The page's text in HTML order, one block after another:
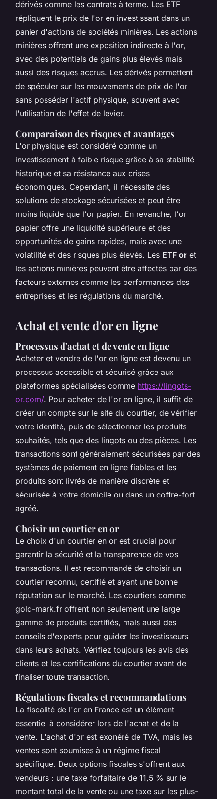
dérivés comme les contrats à terme. Les ETF
répliquent le prix de l'or en investissant dans un
panier d'actions de sociétés minières. Les actions
minières offrent une exposition indirecte à l'or,
avec des potentiels de gains plus élevés mais
aussi des risques accrus. Les dérivés permettent
de spéculer sur les mouvements de prix de l'or
sans posséder l'actif physique, souvent avec
l'utilisation de l'effet de levier.
Comparaison des risques et avantages
L'or physique est considéré comme un
investissement à faible risque grâce à sa stabilité
historique et sa résistance aux crises
économiques. Cependant, il nécessite des
solutions de stockage sécurisées et peut être
moins liquide que l'or papier. En revanche, l'or
papier offre une liquidité supérieure et des
opportunités de gains rapides, mais avec une
volatilité et des risques plus élevés. Les ETF or et
les actions minières peuvent être affectés par des
facteurs externes comme les performances des
entreprises et les régulations du marché.
Achat et vente d'or en ligne
Processus d'achat et de vente en ligne
Acheter et vendre de l'or en ligne est devenu un
processus accessible et sécurisé grâce aux
plateformes spécialisées comme https://lingots-
or.com/. Pour acheter de l'or en ligne, il suffit de
créer un compte sur le site du courtier, de vérifier
votre identité, puis de sélectionner les produits
souhaités, tels que des lingots ou des pièces. Les
transactions sont généralement sécurisées par des
systèmes de paiement en ligne fiables et les
produits sont livrés de manière discrète et
sécurisée à votre domicile ou dans un coffre-fort
agréé.
Choisir un courtier en or
Le choix d'un courtier en or est crucial pour
garantir la sécurité et la transparence de vos
transactions. Il est recommandé de choisir un
courtier reconnu, certifié et ayant une bonne
réputation sur le marché. Les courtiers comme
gold-mark.fr offrent non seulement une large
gamme de produits certifiés, mais aussi des
conseils d'experts pour guider les investisseurs
dans leurs achats. Vérifiez toujours les avis des
clients et les certifications du courtier avant de
finaliser toute transaction.
Régulations fiscales et recommandations
La fiscalité de l'or en France est un élément
essentiel à considérer lors de l'achat et de la
vente. L'achat d'or est exonéré de TVA, mais les
ventes sont soumises à un régime fiscal
spécifique. Deux options fiscales s'offrent aux
vendeurs : une taxe forfaitaire de 11,5 % sur le
montant total de la vente ou une taxe sur les plus-